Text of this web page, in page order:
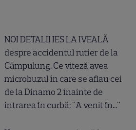
NOI DETALII IES LA IVEALĂ
despre accidentul rutier de la
Câmpulung. Ce viteză avea
microbuzul în care se aflau cei
de la Dinamo 2 înainte de
intrarea în curbă: "A venit în..."